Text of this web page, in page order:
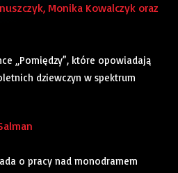
Monika Kowalczyk oraz
„Pomiędzy”, które opowiadają
dziewczyn w spektrum
o pracy nad monodramem